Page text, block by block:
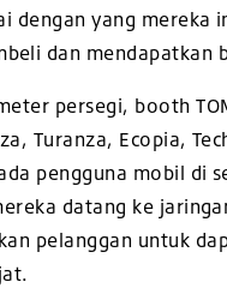
dengan yang mereka
dan mendapatkan
persegi, booth
Turanza, Ecopia,
pengguna mobil di
datang ke
pelanggan untuk